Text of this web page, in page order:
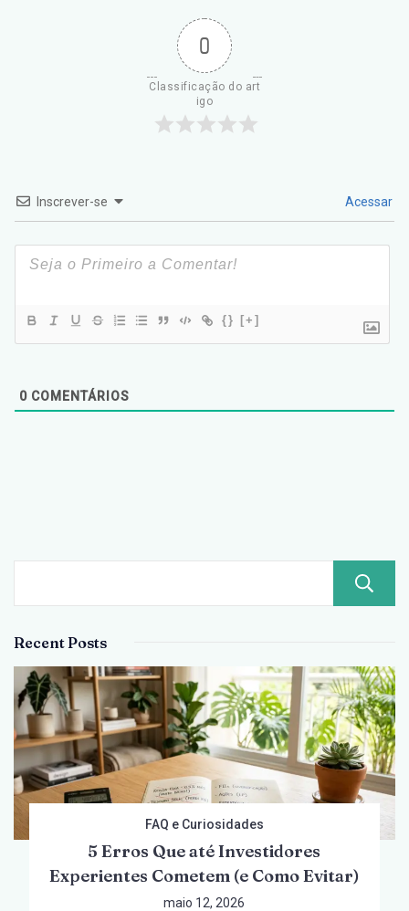
0
Classificação do art
igo
Inscrever-se Acessar
{} [+]
0 COMENTÁRIOS
Recent Posts
FAQ e Curiosidades
5 Erros Que até Investidores
Experientes Cometem (e Como Evitar)
maio 12, 2026